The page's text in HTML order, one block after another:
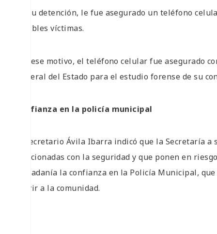
En su detención, le fue asegurado un teléfono
posibles víctimas.
Por ese motivo, el teléfono celular fue asegurado
General del Estado para el estudio forense de su
Confianza en la policía municipal
El secretario Ávila Ibarra indicó que la Secretaría
relacionadas con la seguridad y que ponen en
ciudadanía la confianza en la Policía Municipal,
servir a la comunidad.